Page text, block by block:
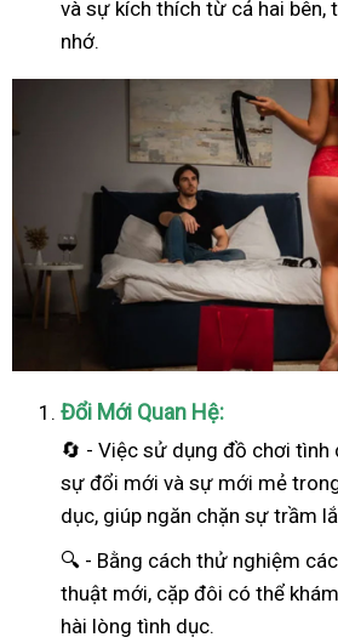
và sự kích thích từ cả hai bên,
nhớ.
Đổi Mới Quan Hệ:
🔄 - Việc sử dụng đồ chơi tình
sự đổi mới và sự mới mẻ
dục, giúp ngăn chặn sự trầm
🔍 - Bằng cách thử nghiệm
thuật mới, cặp đôi có thể
hài lòng tình dục.